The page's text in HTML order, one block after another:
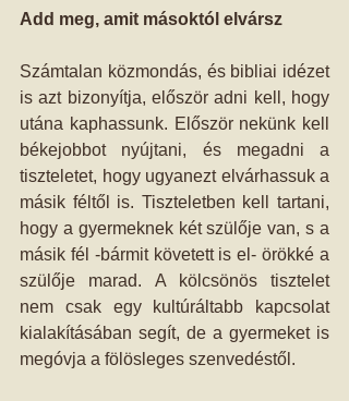
Add meg, amit másoktól elvársz
Számtalan közmondás, és bibliai idézet
is azt bizonyítja, először adni kell, hogy
utána kaphassunk. Először nekünk kell
békejobbot nyújtani, és megadni a
tiszteletet, hogy ugyanezt elvárhassuk a
másik féltől is. Tiszteletben kell tartani,
hogy a gyermeknek két szülője van, s a
másik fél -bármit követett is el- örökké a
szülője marad. A kölcsönös tisztelet
nem csak egy kultúráltabb kapcsolat
kialakításában segít, de a gyermeket is
megóvja a fölösleges szenvedéstől.